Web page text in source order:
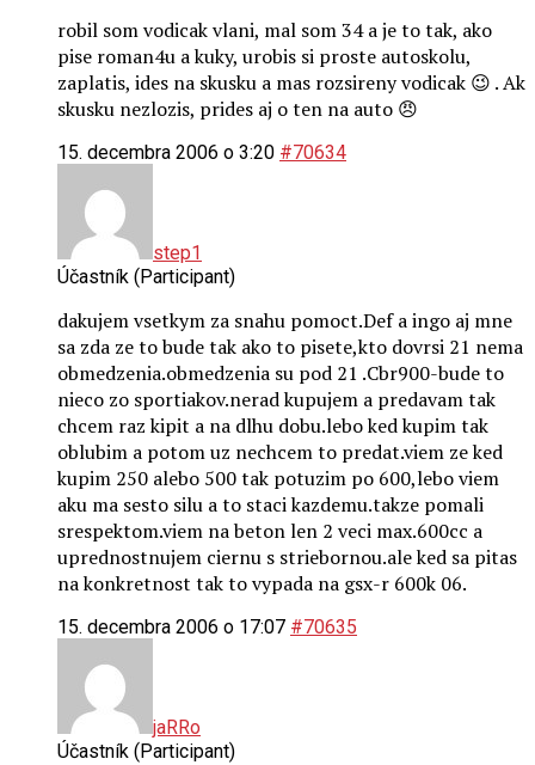
robil som vodicak vlani, mal som 34 a je to tak, ako
pise roman4u a kuky, urobis si proste autoskolu,
zaplatis, ides na skusku a mas rozsireny vodicak 😉 . Ak
skusku nezlozis, prides aj o ten na auto 😠
15. decembra 2006 o 3:20 #70634
step1
Účastník (Participant)
dakujem vsetkym za snahu pomoct.Def a ingo aj mne
sa zda ze to bude tak ako to pisete,kto dovrsi 21 nema
obmedzenia.obmedzenia su pod 21 .Cbr900-bude to
nieco zo sportiakov.nerad kupujem a predavam tak
chcem raz kipit a na dlhu dobu.lebo ked kupim tak
oblubim a potom uz nechcem to predat.viem ze ked
kupim 250 alebo 500 tak potuzim po 600,lebo viem
aku ma sesto silu a to staci kazdemu.takze pomali
srespektom.viem na beton len 2 veci max.600cc a
uprednostnujem ciernu s striebornou.ale ked sa pitas
na konkretnost tak to vypada na gsx-r 600k 06.
15. decembra 2006 o 17:07 #70635
jaRRo
Účastník (Participant)